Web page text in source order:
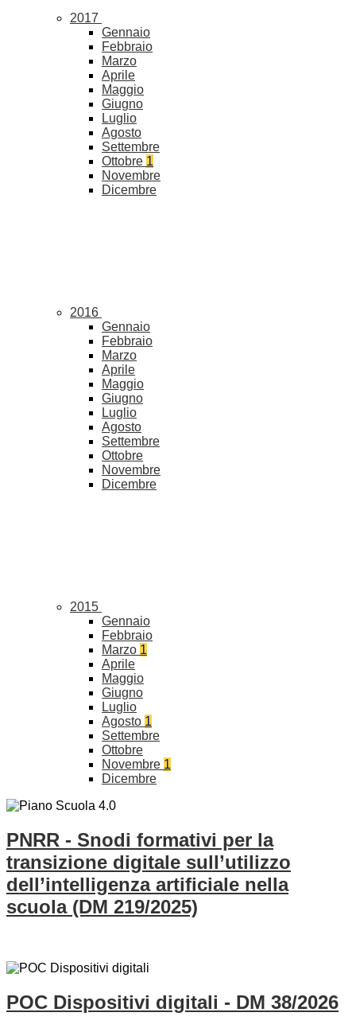
2017
Gennaio
Febbraio
Marzo
Aprile
Maggio
Giugno
Luglio
Agosto
Settembre
Ottobre 1
Novembre
Dicembre
2016
Gennaio
Febbraio
Marzo
Aprile
Maggio
Giugno
Luglio
Agosto
Settembre
Ottobre
Novembre
Dicembre
2015
Gennaio
Febbraio
Marzo 1
Aprile
Maggio
Giugno
Luglio
Agosto 1
Settembre
Ottobre
Novembre 1
Dicembre
PNRR - Snodi formativi per la
transizione digitale sull’utilizzo
dell’intelligenza artificiale nella
scuola (DM 219/2025)
POC Dispositivi digitali - DM 38/2026